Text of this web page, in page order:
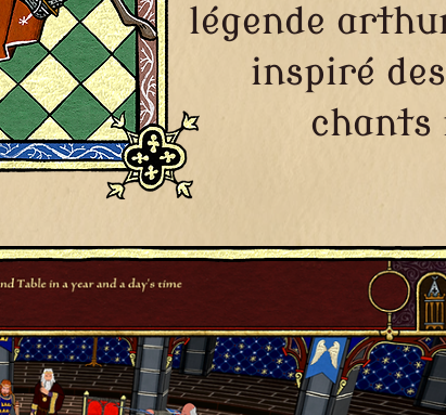
légende
inspiré
chants